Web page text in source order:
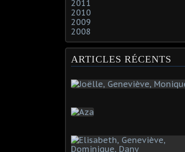
2011
2010
2009
2008
ARTICLES RÉCENTS